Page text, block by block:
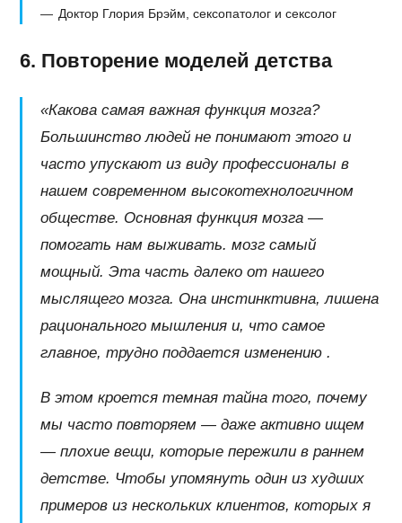
Доктор Глория Брэйм, сексопатолог и сексолог
6. Повторение моделей детства
«Какова самая важная функция мозга?
Большинство людей не понимают этого и
часто упускают из виду профессионалы в
нашем современном высокотехнологичном
обществе. Основная функция мозга —
помогать нам выживать. мозг самый
мощный. Эта часть далеко от нашего
мыслящего мозга. Она инстинктивна, лишена
рационального мышления и, что самое
главное, трудно поддается изменению .
В этом кроется темная тайна того, почему
мы часто повторяем — даже активно ищем
— плохие вещи, которые пережили в раннем
детстве. Чтобы упомянуть один из худших
примеров из нескольких клиентов, которых я